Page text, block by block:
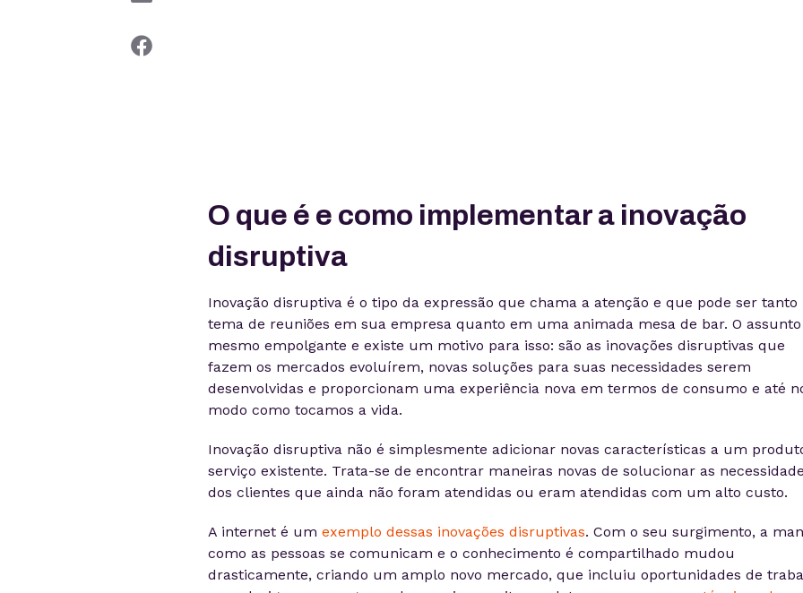
O que é e como implementar a inovação
disruptiva
Inovação disruptiva é o tipo da expressão que chama a atenção e que pode ser tanto
tema de reuniões em sua empresa quanto em uma animada mesa de bar. O assunto
mesmo empolgante e existe um motivo para isso: são as inovações disruptivas que
fazem os mercados evoluírem, novas soluções para suas necessidades serem
desenvolvidas e proporcionam uma experiência nova em termos de consumo e até
modo como tocamos a vida.
Inovação disruptiva não é simplesmente adicionar novas características a um
serviço existente. Trata-se de encontrar maneiras novas de solucionar as
dos clientes que ainda não foram atendidas ou eram atendidas com um alto custo.
A internet é um exemplo dessas inovações disruptivas. Com o seu surgimento, a
como as pessoas se comunicam e o conhecimento é compartilhado mudou
drasticamente, criando um amplo novo mercado, que incluiu oportunidades de